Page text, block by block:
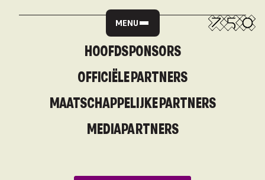
MENU
HOOFDSPONSORS
OFFICIËLE PARTNERS
MAATSCHAPPELIJKE PARTNERS
MEDIAPARTNERS